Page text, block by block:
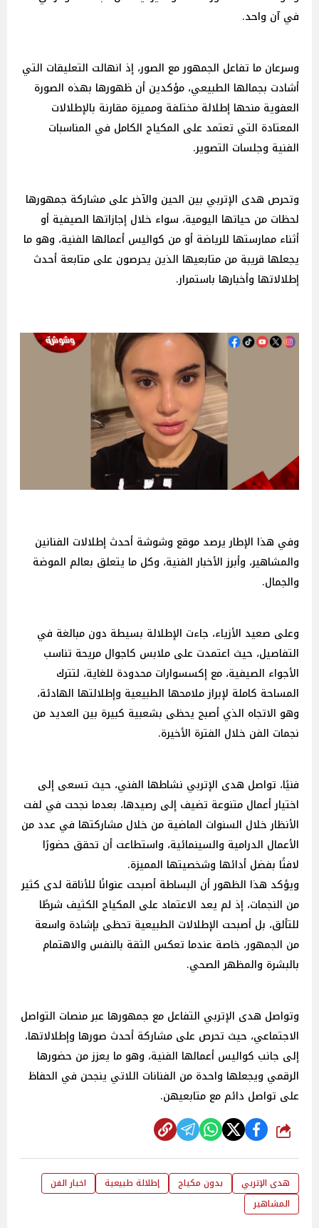
في آن واحد.
وسرعان ما تفاعل الجمهور مع الصور، إذ انهالت التعليقات التي
أشادت بجمالها الطبيعي، مؤكدين أن ظهورها بهذه الصورة
العفوية منحها إطلالة مختلفة ومميزة مقارنة بالإطلالات
المعتادة التي تعتمد على المكياج الكامل في المناسبات
الفنية وجلسات التصوير.
وتحرص هدى الإتربي بين الحين والآخر على مشاركة جمهورها
لحظات من حياتها اليومية، سواء خلال إجازاتها الصيفية أو
أثناء ممارستها للرياضة أو من كواليس أعمالها الفنية، وهو ما
يجعلها قريبة من متابعيها الذين يحرصون على متابعة أحدث
إطلالاتها وأخبارها باستمرار.
وفي هذا الإطار يرصد موقع وشوشة أحدث إطلالات الفنانين
والمشاهير، وأبرز الأخبار الفنية، وكل ما يتعلق بعالم الموضة
والجمال.
وعلى صعيد الأزياء، جاءت الإطلالة بسيطة دون مبالغة في
التفاصيل، حيث اعتمدت على ملابس كاجوال مريحة تناسب
الأجواء الصيفية، مع إكسسوارات محدودة للغاية، لتترك
المساحة كاملة لإبراز ملامحها الطبيعية وإطلالتها الهادئة،
وهو الاتجاه الذي أصبح يحظى بشعبية كبيرة بين العديد من
نجمات الفن خلال الفترة الأخيرة.
فنيًا، تواصل هدى الإتربي نشاطها الفني، حيث تسعى إلى
اختيار أعمال متنوعة تضيف إلى رصيدها، بعدما نجحت في لفت
الأنظار خلال السنوات الماضية من خلال مشاركتها في عدد من
الأعمال الدرامية والسينمائية، واستطاعت أن تحقق حضورًا
لافتًا بفضل أدائها وشخصيتها المميزة.
ويؤكد هذا الظهور أن البساطة أصبحت عنوانًا للأناقة لدى كثير
من النجمات، إذ لم يعد الاعتماد على المكياج الكثيف شرطًا
للتألق، بل أصبحت الإطلالات الطبيعية تحظى بإشادة واسعة
من الجمهور، خاصة عندما تعكس الثقة بالنفس والاهتمام
بالبشرة والمظهر الصحي.
وتواصل هدى الإتربي التفاعل مع جمهورها عبر منصات التواصل
الاجتماعي، حيث تحرص على مشاركة أحدث صورها وإطلالاتها،
إلى جانب كواليس أعمالها الفنية، وهو ما يعزز من حضورها
الرقمي ويجعلها واحدة من الفنانات اللاتي ينجحن في الحفاظ
على تواصل دائم مع متابعيهن.
شارك
هدى الإتربي بدون مكياج إطلالة طبيعية
اخبار الفن
المشاهير